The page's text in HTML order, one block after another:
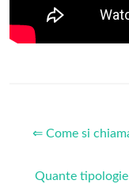
⇐ Come si
Quante